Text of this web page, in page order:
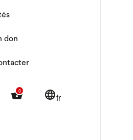
don
0
shopping_basket languagefr